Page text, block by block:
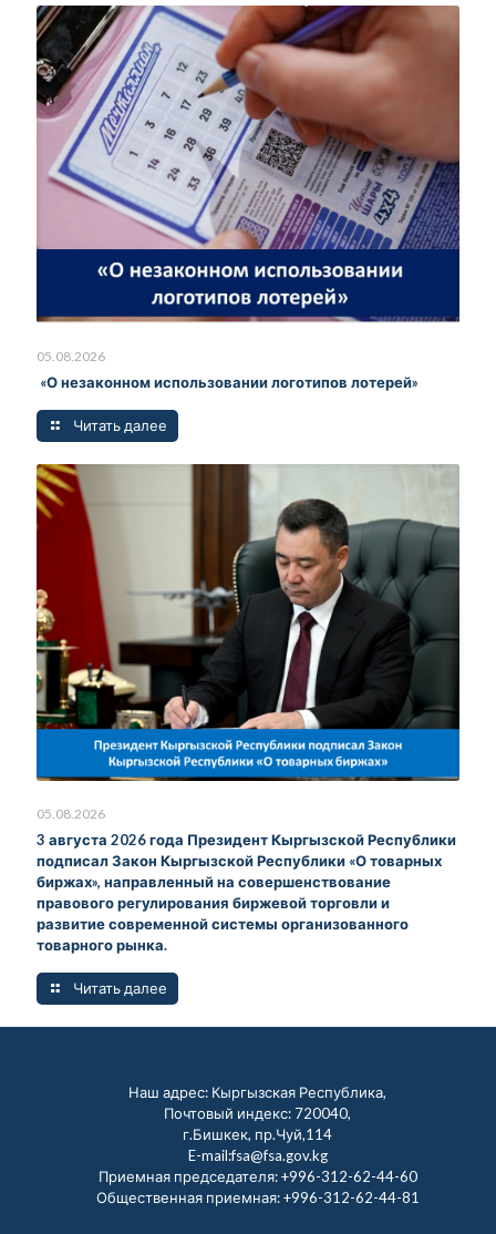
05.08.2026
«О незаконном использовании логотипов лотерей»
Читать далее
05.08.2026
3 августа 2026 года Президент Кыргызской Республики
подписал Закон Кыргызской Республики «О товарных
биржах», направленный на совершенствование
правового регулирования биржевой торговли и
развитие современной системы организованного
товарного рынка.
Читать далее
Наш адрес: Кыргызская Республика,
Почтовый индекс: 720040,
г.Бишкек, пр.Чуй,114
E-mail:fsa@fsa.gov.kg
Приемная председателя:+996-312-62-44-60
Общественная приемная:+996-312-62-44-81